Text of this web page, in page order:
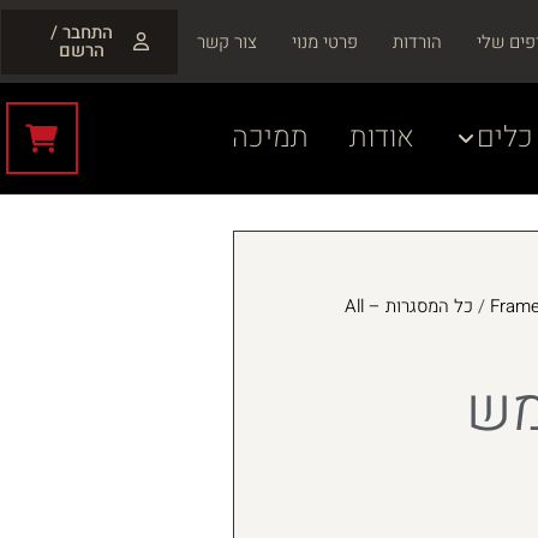
שלי הורדות פרטי מנוי צור קשר התחבר /
הרשם
אודות תמיכה
/ כל המסגרות – All